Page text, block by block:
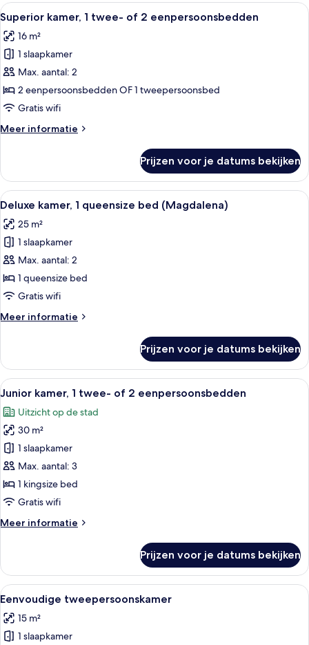
twee-
2
eenpersoonsbedden
Alle
foto's
voor
Superior
kamer,
1
twee-
2
Een moderne slaapkamer met een
20
Superior kamer, 1 twee- of 2 eenpersoonsbedden
16 m²
1 slaapkamer
Max. aantal: 2
2 eenpersoonsbedden OF 1 tweepersoonsbed
Gratis wifi
Meer informatie
Meer
kamer,
twee-
2
eenpersoonsbedden
Prijzen voor je datums bekijken
Alle
foto's
voor
Deluxe
kamer,
1
queensize
(Magdalena)
Een hotelkamer met een groot bed,
19
Deluxe kamer, 1 queensize bed (Magdalena)
25 m²
1 slaapkamer
Max. aantal: 2
1 queensize bed
Gratis wifi
Meer informatie
Meer
kamer,
queensize
(Magdalena)
Prijzen voor je datums bekijken
Alle
foto's
voor
Junior
kamer,
1
twee-
of
eenpersoonsbedden
Een hotelkamer met een groot bed,
10
Junior kamer, 1 twee- of 2 eenpersoonsbedden
Uitzicht op de stad
30 m²
1 slaapkamer
Max. aantal: 3
1 kingsize bed
Gratis wifi
Meer informatie
Meer
kamer,
twee-
2
eenpersoonsbedden
Prijzen voor je datums bekijken
Alle
foto's
voor
Eenvoudige
Een hotelkamer met een groot bed,
10
Eenvoudige tweepersoonskamer
15 m²
1 slaapkamer